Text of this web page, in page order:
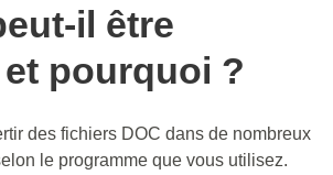
il être
pourquoi ?
des fichiers DOC dans de nombreux
le programme que vous utilisez.